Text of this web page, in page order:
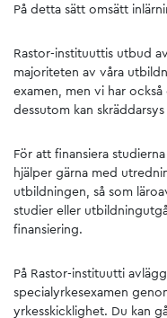
På detta sätt omsätt
Rastor-instituuttis utbud
majoriteten av våra
examen, men vi har
dessutom kan
För att finansiera
hjälper gärna med
utbildningen, så som
studier eller
finansiering.
På Rastor-instituutti
specialyrkesexamen
yrkesskicklighet. Du kan